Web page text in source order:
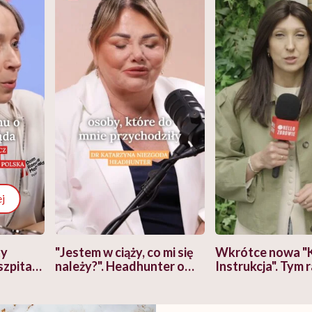
"Jestem w ciąży, co mi się
należy?". Headhunter o
pracy
Wkrótce nowa
Instrukcja". Tym